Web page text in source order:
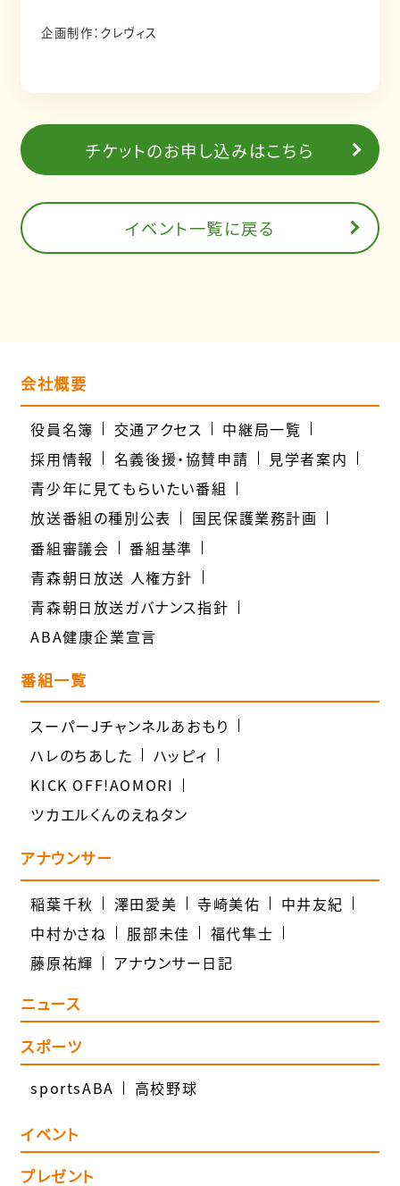
企画制作：クレヴィス
チケットのお申し込みはこちら
イベント一覧に戻る
会社概要
役員名簿 交通アクセス
中継局一覧
採用情報
名義後援・協賛申請
見学者案内
青少年に見てもらいたい番組
放送番組の種別公表
国民保護業務計画
番組審議会
番組基準
青森朝日放送 人権方針
青森朝日放送ガバナンス指針
ABA健康企業宣言
番組一覧
スーパーJチャンネルあおもり
ハレのちあした
ハッピィ
KICK OFF!AOMORI
ツカエルくんのえねタン
アナウンサー
稲葉千秋 澤田愛美 寺崎美佑
中井友紀
中村かさね
服部未佳
福代隼士
藤原祐輝
アナウンサー日記
ニュース
スポーツ
sportsABA 高校野球
イベント
プレゼント